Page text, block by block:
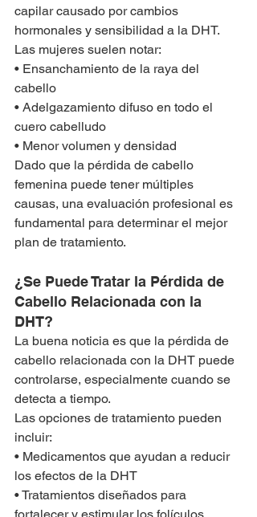
capilar causado por cambios
hormonales y sensibilidad a la DHT.
Las mujeres suelen notar:
• Ensanchamiento de la raya del
cabello
• Adelgazamiento difuso en todo el
cuero cabelludo
• Menor volumen y densidad
Dado que la pérdida de cabello
femenina puede tener múltiples
causas, una evaluación profesional es
fundamental para determinar el mejor
plan de tratamiento.
¿Se Puede Tratar la Pérdida de
Cabello Relacionada con la
DHT?
La buena noticia es que la pérdida de
cabello relacionada con la DHT puede
controlarse, especialmente cuando se
detecta a tiempo.
Las opciones de tratamiento pueden
incluir:
• Medicamentos que ayudan a reducir
los efectos de la DHT
• Tratamientos diseñados para